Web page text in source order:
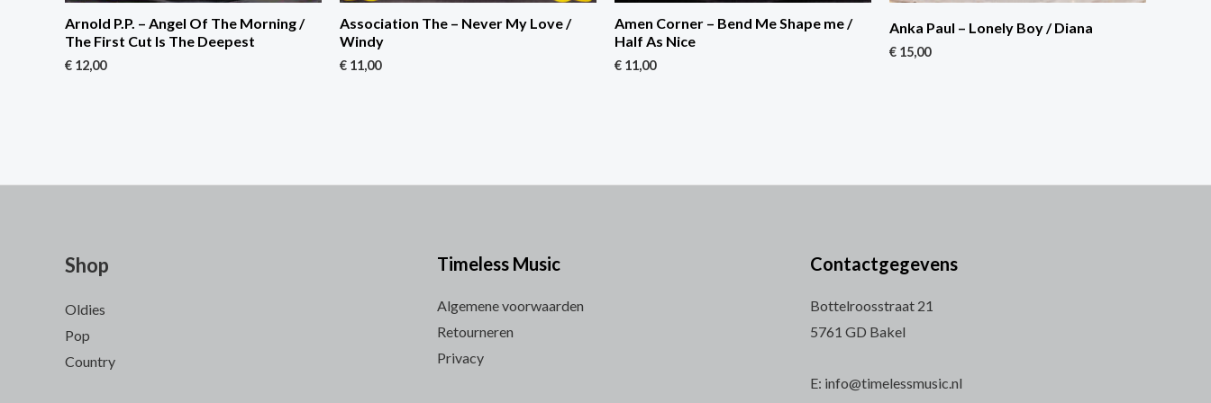
Arnold P.P. – Angel Of The Morning /
The First Cut Is The Deepest
€ 12,00
Association The – Never My Love /
Windy
€ 11,00
Amen Corner – Bend Me Shape me /
Half As Nice
€ 11,00
Anka Paul – Lonely Boy / Diana
€ 15,00
Shop
Oldies
Pop
Country
Timeless Music
Algemene voorwaarden
Retourneren
Privacy
Contactgegevens
Bottelroosstraat 21
5761 GD Bakel
E: info@timelessmusic.nl